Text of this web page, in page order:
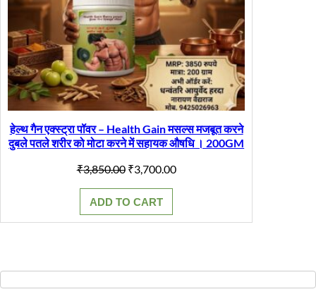
हेल्थ गैन एक्स्ट्रा पॉवर – Health Gain मसल्स मजबूत करने
दुबले पतले शरीर को मोटा करने में सहायक औषधि । 200GM
₹3,850.00 Original
was:
₹3,850.00.
₹3,700.00Current
ADD TO CART